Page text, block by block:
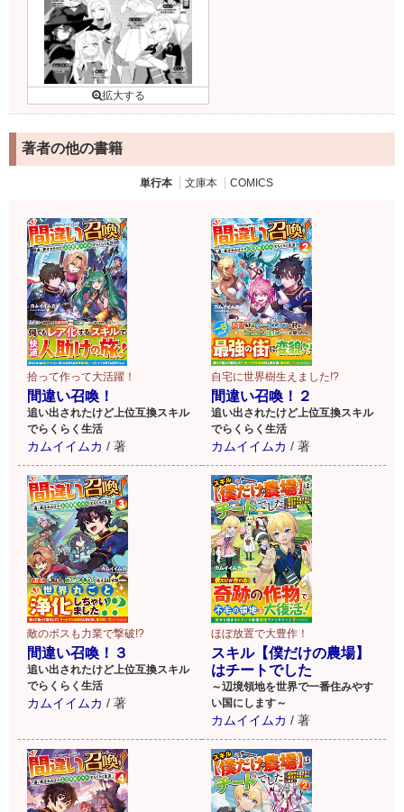
著者の他の書籍
単行本 文庫本 COMICS
拾って作って大活躍！
間違い召喚！
追い出されたけど上位互換スキル
でらくらく生活
カムイイムカ / 著
自宅に世界樹生えました!?
間違い召喚！２
追い出されたけど上位互換スキル
でらくらく生活
カムイイムカ / 著
敵のボスも力業で撃破!?
間違い召喚！３
追い出されたけど上位互換スキル
でらくらく生活
カムイイムカ / 著
ほぼ放置で大豊作！
スキル【僕だけの農場】
はチートでした
～辺境領地を世界で一番住みやす
い国にします～
カムイイムカ / 著